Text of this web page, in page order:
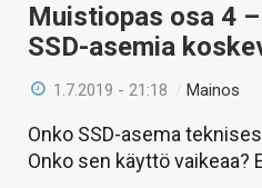
VAIHDA TEEMA
HAKU
Muistiopas osa 4
SSD-asemia
1.7.2019 - 21:18 /Mainos
Onko SSD-asema
Onko sen käyttö vaikeaa?